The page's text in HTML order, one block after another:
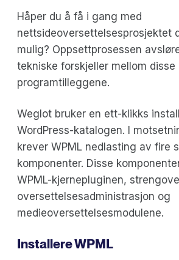
Håper du å få i gang med
nettsideoversettelsesprosjektet
mulig? Oppsettprosessen
tekniske forskjeller mellom disse
programtilleggene.
Weglot bruker en ett-klikks
WordPress-katalogen. I
krever WPML nedlasting av fire
komponenter. Disse
WPML-kjernepluginen,
oversettelsesadministrasjon og
medieoversettelsesmodulene.
Installere WPML